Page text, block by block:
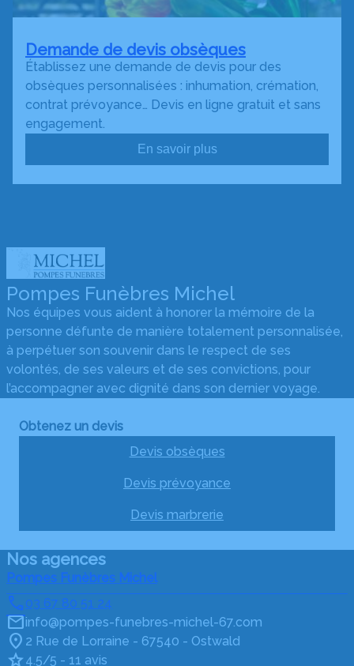
Demande de devis obsèques
Établissez une demande de devis pour des
obsèques personnalisées : inhumation, crémation,
contrat prévoyance… Devis en ligne gratuit et sans
engagement.
En savoir plus
Pompes Funèbres Michel
Nos équipes vous aident à honorer la mémoire de la
personne défunte de manière totalement personnalisée,
à perpétuer son souvenir dans le respect de ses
volontés, de ses valeurs et de ses convictions, pour
l’accompagner avec dignité dans son dernier voyage.
Obtenez un devis
Devis obsèques
Devis prévoyance
Devis marbrerie
Nos agences
Pompes Funèbres Michel
03 67 80 51 24
info@pompes-funebres-michel-67.com
2 Rue de Lorraine - 67540 - Ostwald
4.5/5 - 11 avis